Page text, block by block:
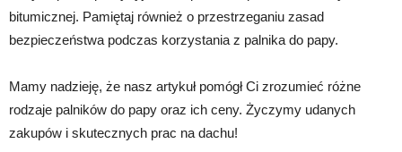
bitumicznej. Pamiętaj również o przestrzeganiu zasad
bezpieczeństwa podczas korzystania z palnika do papy.
Mamy nadzieję, że nasz artykuł pomógł Ci zrozumieć różne
rodzaje palników do papy oraz ich ceny. Życzymy udanych
zakupów i skutecznych prac na dachu!